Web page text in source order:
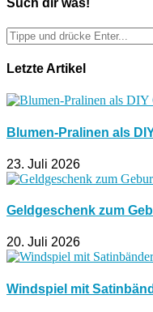
Letzte Artikel
Blumen-Pralinen als
23. Juli 2026
Geldgeschenk zum
20. Juli 2026
Windspiel mit